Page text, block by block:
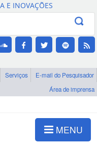
Canais
E INOVAÇÕES
Serviços
E-mail do Pesquisador
Área de imprensa
MENU